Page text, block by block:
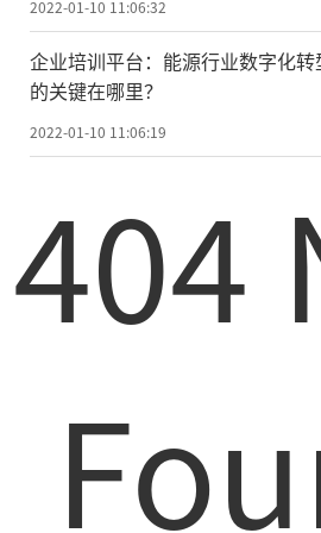
2022-01-10 11:06:32
企业培训平台：能源行业数字化转
的关键在哪里？
2022-01-10 11:06:19
404